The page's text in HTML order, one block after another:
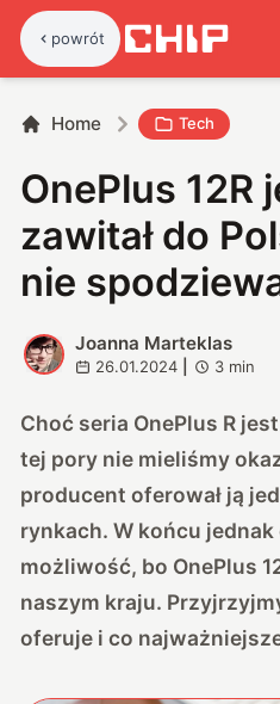
powrót
Home Tech
OnePlus 12R
zawitał do
nie
J
Joanna Marteklas
26.01.2024 3 min
Choć seria OnePlus R
tej pory nie mieliśmy
producent oferował ją
rynkach. W końcu
możliwość, bo OnePlus
naszym kraju.
oferuje i co